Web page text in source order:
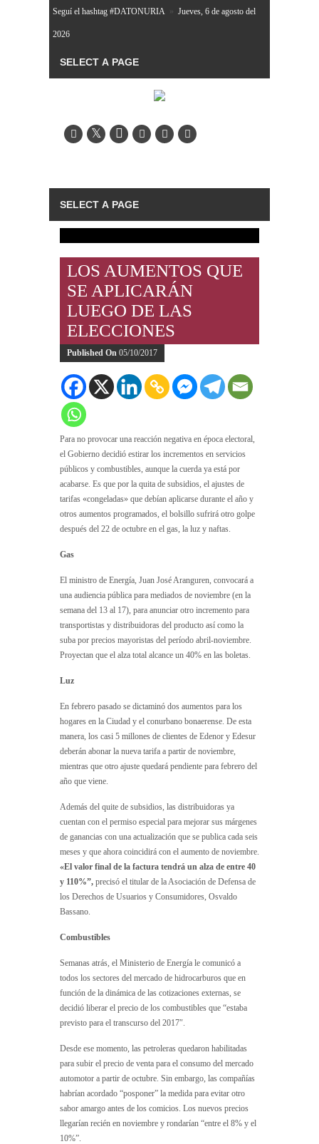
Seguí el hashtag #DATONURIA » Jueves, 6 de agosto del
2026
LOS AUMENTOS QUE
SE APLICARÁN
LUEGO DE LAS
ELECCIONES
Published On 05/10/2017
Para no provocar una reacción negativa en época electoral,
el Gobierno decidió estirar los incrementos en servicios
públicos y combustibles, aunque la cuerda ya está por
acabarse. Es que por la quita de subsidios, el ajustes de
tarifas «congeladas» que debían aplicarse durante el año y
otros aumentos programados, el bolsillo sufrirá otro golpe
después del 22 de octubre en el gas, la luz y naftas.
Gas
El ministro de Energía, Juan José Aranguren, convocará a
una audiencia pública para mediados de noviembre (en la
semana del 13 al 17), para anunciar otro incremento para
transportistas y distribuidoras del producto así como la
suba por precios mayoristas del período abril-noviembre.
Proyectan que el alza total alcance un 40% en las boletas.
Luz
En febrero pasado se dictaminó dos aumentos para los
hogares en la Ciudad y el conurbano bonaerense. De esta
manera, los casi 5 millones de clientes de Edenor y Edesur
deberán abonar la nueva tarifa a partir de noviembre,
mientras que otro ajuste quedará pendiente para febrero del
año que viene.
Además del quite de subsidios, las distribuidoras ya
cuentan con el permiso especial para mejorar sus márgenes
de ganancias con una actualización que se publica cada seis
meses y que ahora coincidirá con el aumento de noviembre.
«El valor final de la factura tendrá un alza de entre 40
y 110%”, precisó el titular de la Asociación de Defensa de
los Derechos de Usuarios y Consumidores, Osvaldo
Bassano.
Combustibles
Semanas atrás, el Ministerio de Energía le comunicó a
todos los sectores del mercado de hidrocarburos que en
función de la dinámica de las cotizaciones externas, se
decidió liberar el precio de los combustibles que “estaba
previsto para el transcurso del 2017″.
Desde ese momento, las petroleras quedaron habilitadas
para subir el precio de venta para el consumo del mercado
automotor a partir de octubre. Sin embargo, las compañías
habrían acordado “posponer” la medida para evitar otro
sabor amargo antes de los comicios. Los nuevos precios
llegarían recién en noviembre y rondarían “entre el 8% y el
10%”.